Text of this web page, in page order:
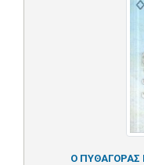
Ο ΠΥΘΑΓΟΡΑΣ